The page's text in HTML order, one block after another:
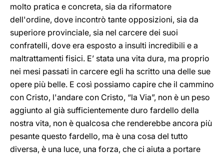
molto pratica e concreta, sia da riformatore
dell'ordine, dove incontrò tante opposizioni, sia da
superiore provinciale, sia nel carcere dei suoi
confratelli, dove era esposto a insulti incredibili e a
maltrattamenti fisici. E’ stata una vita dura, ma proprio
nei mesi passati in carcere egli ha scritto una delle sue
opere più belle. E così possiamo capire che il cammino
con Cristo, l'andare con Cristo, “la Via”, non è un peso
aggiunto al già sufficientemente duro fardello della
nostra vita, non è qualcosa che renderebbe ancora più
pesante questo fardello, ma è una cosa del tutto
diversa, è una luce, una forza, che ci aiuta a portare